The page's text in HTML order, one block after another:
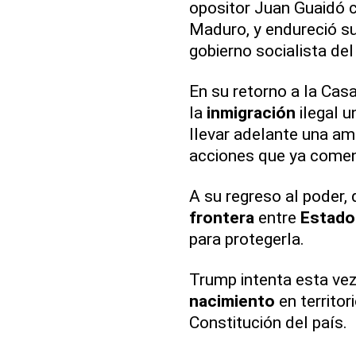
opositor Juan Guaidó
Maduro, y endureció
gobierno socialista
En su retorno a la
la inmigración ilegal
llevar adelante una
acciones que ya
A su regreso al
fronteraentre
para protegerla.
Trump intenta esta
nacimiento en
Constitución del país.